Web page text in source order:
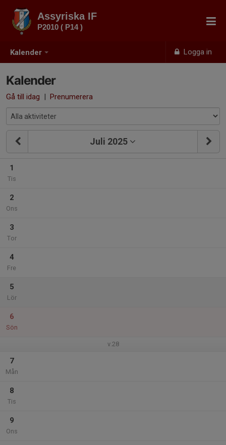
Kalender Logga in
Assyriska IF
P2010 ( P14 )
Kalender
Gå till idag | Prenumerera
Juli 2025
1
Tis
2
Ons
3
Tor
4
Fre
5
Lör
6
Sön
v.28
7
Mån
8
Tis
9
Ons